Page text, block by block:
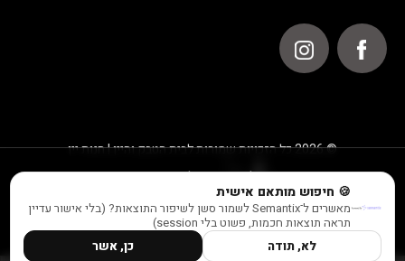
© 2026 כל הזכויות שמורות לבית הטבק והיין | חנות יין
אנו משתמשים בעוגיות לצורך תפעול האתר, ניתוחים סטטיסטיים,
שיפור חוויית המשתמש והתוכן המוצג באתר.
למידע נוסף ראו במדיניות הפרטיות שלנו
הבנתי
🍪 חיפוש מותאם אישית
מאשרים ל־Semantix לשמור סשן לשיפור התוצאות? (בלי אישור עדיין
תראה תוצאות חכמות, פשוט בלי session)
לא, תודה
כן, אשר